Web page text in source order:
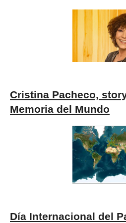
Cristina Pacheco,
Memoria del Mundo
Día Internacional del